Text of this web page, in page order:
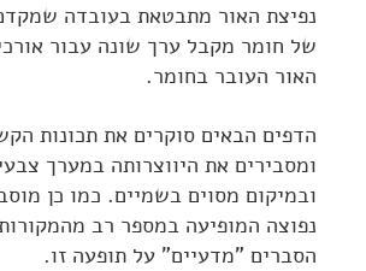
של חומר מקבל ערך שונה עבור
האור העובר בחומר.
הדפים הבאים סוקרים את תכונות
ומסבירים את היווצרותה במערך
ובמיקום מסוים בשמיים. כמו כן
נפוצה המופיעה במספר רב
הסברים "מדעיים" על תופעה זו.